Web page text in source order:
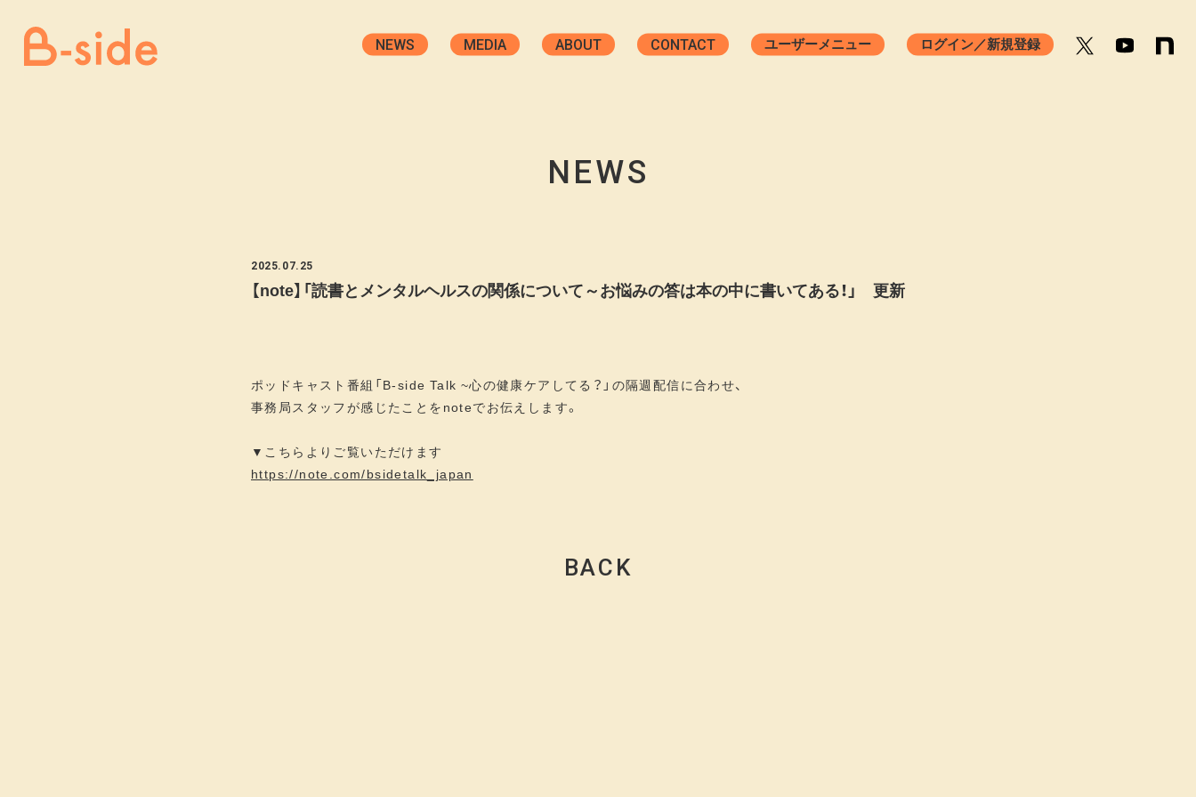
NEWS MEDIA ABOUT CONTACT ユーザーメニュー ログイン／新規登録
NEWS
2025.07.25
【note】「読書とメンタルヘルスの関係について～お悩みの答は本の中に書いてある！」 更新
ポッドキャスト番組「B-side Talk ~心の健康ケアしてる？」の隔週配信に合わせ、
事務局スタッフが感じたことをnoteでお伝えします。
▼こちらよりご覧いただけます
https://note.com/bsidetalk_japan
BACK